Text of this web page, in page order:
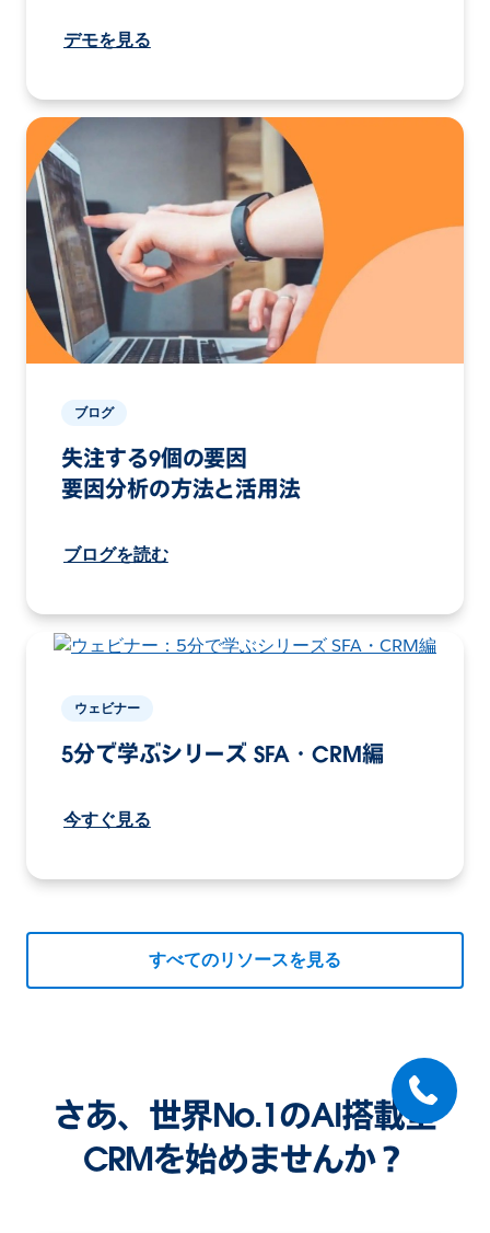
デモを見る
ブログ
失注する9個の要因
要因分析の方法と活用法
ブログを読む
ウェビナー
5分で学ぶシリーズ SFA・CRM編
今すぐ見る
すべてのリソースを見る
さあ、世界No.1のAI搭載型
CRMを始めませんか？